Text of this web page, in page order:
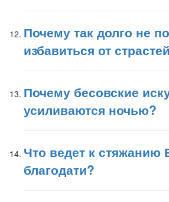
Почему так долго не
избавиться от
Почему бесовские
усиливаются ночью?
Что ведет к стяжанию
благодати?